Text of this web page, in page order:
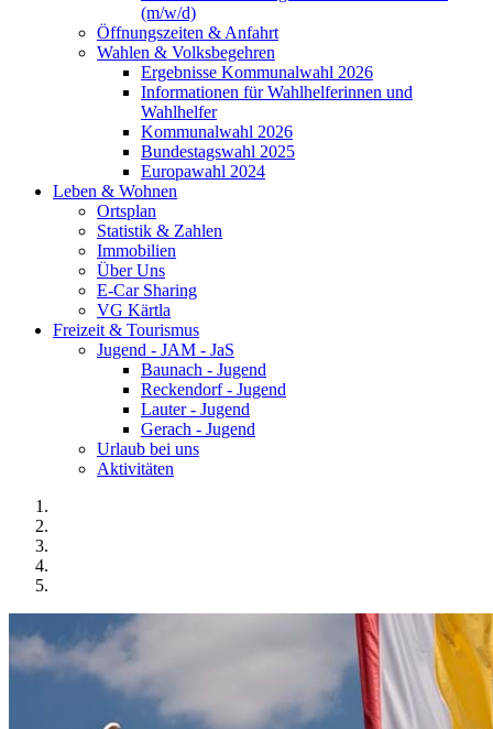
(m/w/d)
Öffnungszeiten & Anfahrt
Wahlen & Volksbegehren
Ergebnisse Kommunalwahl 2026
Informationen für Wahlhelferinnen und
Wahlhelfer
Kommunalwahl 2026
Bundestagswahl 2025
Europawahl 2024
Leben & Wohnen
Ortsplan
Statistik & Zahlen
Immobilien
Über Uns
E-Car Sharing
VG Kärtla
Freizeit & Tourismus
Jugend - JAM - JaS
Baunach - Jugend
Reckendorf - Jugend
Lauter - Jugend
Gerach - Jugend
Urlaub bei uns
Aktivitäten